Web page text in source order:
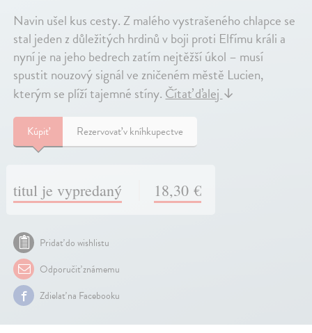
Navin ušel kus cesty. Z malého vystrašeného chlapce se
stal jeden z důležitých hrdinů v boji proti Elfímu králi a
nyní je na jeho bedrech zatím nejtěžší úkol – musí
spustit nouzový signál ve zničeném městě Lucien,
kterým se plíží tajemné stíny.Čítať ďalej↓
Kúpiť Rezervovať v kníhkupectve
titul je vypredaný 18,30 €
Pridať do wishlistu
Odporučiť známemu
Zdielať na Facebooku